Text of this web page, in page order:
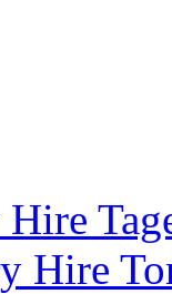
Hire